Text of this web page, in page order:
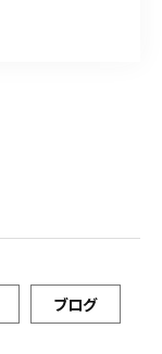
ブログ